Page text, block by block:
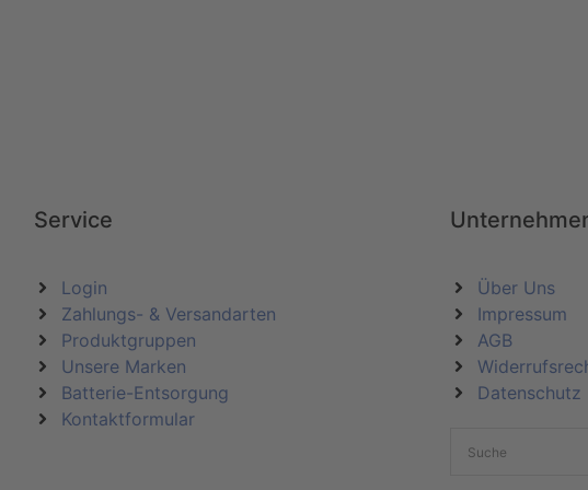
Service
Login
Zahlungs- & Versandarten
Produktgruppen
Unsere Marken
Batterie-Entsorgung
Kontaktformular
Über Uns
Impressum
AGB
Datenschutz